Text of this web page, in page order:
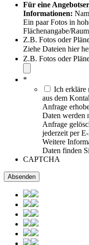
Für eine
Informationen:
Ein paar Fotos in
Flächenangabe/
Z.B. Fotos oder
Ziehe Dateien hier
Z.B. Fotos oder
*
Ich erkläre
aus dem
Anfrage
Daten werden
Anfrage
jederzeit per
Weitere
Daten finden
CAPTCHA